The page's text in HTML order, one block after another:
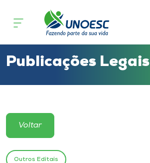
Cursos
Atendimento ao Estudante
Portal de Ensino
Publicações Legais
Voltar
Outros Editais